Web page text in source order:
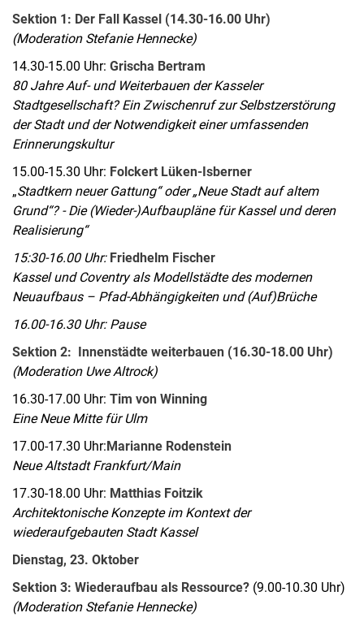
Sektion 1: Der Fall Kassel (14.30-16.00 Uhr)
(Moderation Stefanie Hennecke)
14.30-15.00 Uhr: Grischa Bertram
80 Jahre Auf- und Weiterbauen der Kasseler
Stadtgesellschaft? Ein Zwischenruf zur Selbstzerstörung
der Stadt und der Notwendigkeit einer umfassenden
Erinnerungskultur
15.00-15.30 Uhr: Folckert Lüken-Isberner
„Stadtkern neuer Gattung“ oder „Neue Stadt auf altem
Grund“? - Die (Wieder-)Aufbaupläne für Kassel und deren
Realisierung“
15:30-16.00 Uhr: Friedhelm Fischer
Kassel und Coventry als Modellstädte des modernen
Neuaufbaus – Pfad-Abhängigkeiten und (Auf)Brüche
16.00-16.30 Uhr: Pause
Sektion 2: Innenstädte weiterbauen (16.30-18.00 Uhr)
(Moderation Uwe Altrock)
16.30-17.00 Uhr: Tim von Winning
Eine Neue Mitte für Ulm
17.00-17.30 Uhr:Marianne Rodenstein
Neue Altstadt Frankfurt/Main
17.30-18.00 Uhr: Matthias Foitzik
Architektonische Konzepte im Kontext der
wiederaufgebauten Stadt Kassel
Dienstag, 23. Oktober
Sektion 3: Wiederaufbau als Ressource? (9.00-10.30 Uhr)
(Moderation Stefanie Hennecke)